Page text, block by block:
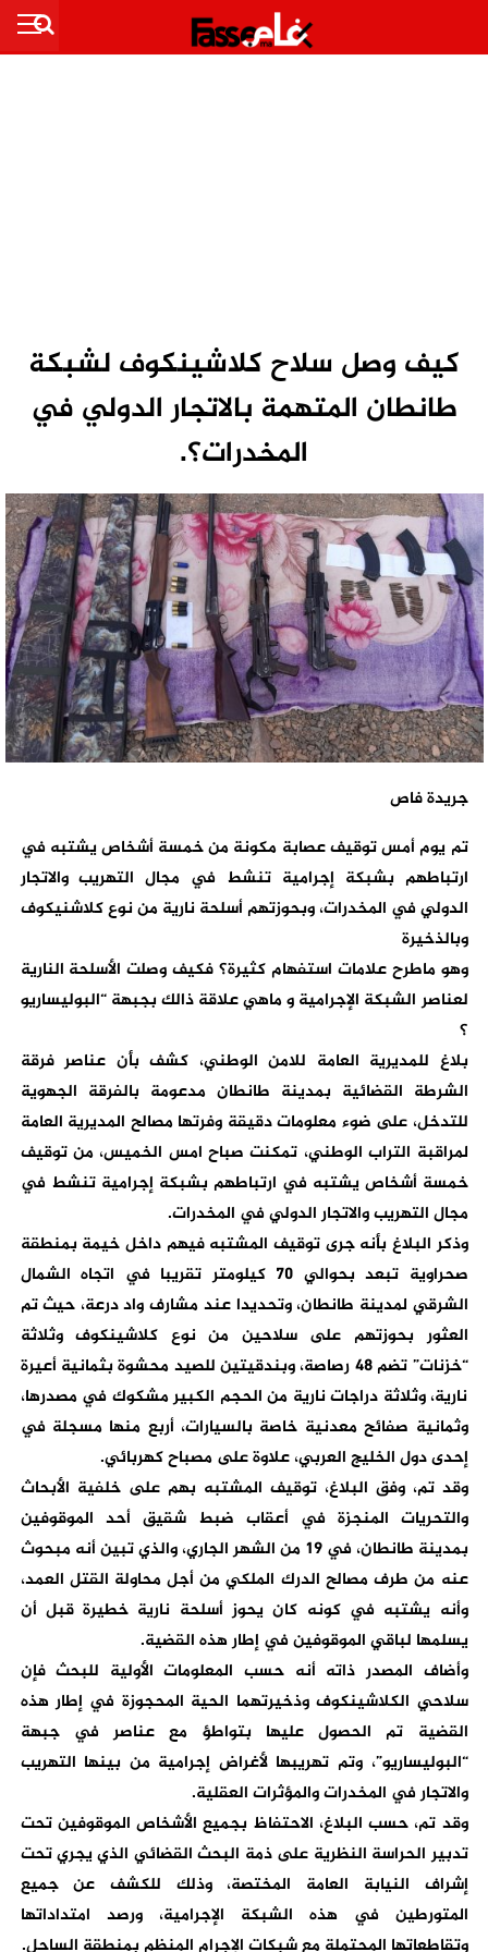
كيف وصل سلاح كلاشينكوف لشبكة
طانطان المتهمة بالاتجار الدولي في
المخدرات؟.
جريدة فاص
تم يوم أمس توقيف عصابة مكونة من خمسة أشخاص يشتبه في
ارتباطهم بشبكة إجرامية تنشط في مجال التهريب والاتجار
الدولي في المخدرات، وبحوزتهم أسلحة نارية من نوع كلاشنيكوف
وبالذخيرة
وهو ماطرح علامات استفهام كثيرة؟ فكيف وصلت الأسلحة النارية
لعناصر الشبكة الإجرامية و ماهي علاقة ذالك بجبهة “البوليساريو
؟
بلاغ للمديرية العامة للامن الوطني، كشف بأن عناصر فرقة
الشرطة القضائية بمدينة طانطان مدعومة بالفرقة الجهوية
للتدخل، على ضوء معلومات دقيقة وفرتها مصالح المديرية العامة
لمراقبة التراب الوطني، تمكنت صباح امس الخميس، من توقيف
خمسة أشخاص يشتبه في ارتباطهم بشبكة إجرامية تنشط في
مجال التهريب والاتجار الدولي في المخدرات.
وذكر البلاغ بأنه جرى توقيف المشتبه فيهم داخل خيمة بمنطقة
صحراوية تبعد بحوالي 70 كيلومتر تقريبا في اتجاه الشمال
الشرقي لمدينة طانطان، وتحديدا عند مشارف واد درعة، حيث تم
العثور بحوزتهم على سلاحين من نوع كلاشينكوف وثلاثة
“خزنات” تضم 48 رصاصة، وبندقيتين للصيد محشوة بثمانية أعيرة
نارية، وثلاثة دراجات نارية من الحجم الكبير مشكوك في مصدرها،
وثمانية صفائح معدنية خاصة بالسيارات، أربع منها مسجلة في
إحدى دول الخليج العربي، علاوة على مصباح كهربائي.
وقد تم، وفق البلاغ، توقيف المشتبه بهم على خلفية الأبحاث
والتحريات المنجزة في أعقاب ضبط شقيق أحد الموقوفين
بمدينة طانطان، في 19 من الشهر الجاري، والذي تبين أنه مبحوث
عنه من طرف مصالح الدرك الملكي من أجل محاولة القتل العمد،
وأنه يشتبه في كونه كان يحوز أسلحة نارية خطيرة قبل أن
يسلمها لباقي الموقوفين في إطار هذه القضية.
وأضاف المصدر ذاته أنه حسب المعلومات الأولية للبحث فإن
سلاحي الكلاشينكوف وذخيرتهما الحية المحجوزة في إطار هذه
القضية تم الحصول عليها بتواطؤ مع عناصر في جبهة
“البوليساريو”، وتم تهريبها لأغراض إجرامية من بينها التهريب
والاتجار في المخدرات والمؤثرات العقلية.
وقد تم، حسب البلاغ، الاحتفاظ بجميع الأشخاص الموقوفين تحت
تدبير الحراسة النظرية على ذمة البحث القضائي الذي يجري تحت
إشراف النيابة العامة المختصة، وذلك للكشف عن جميع
المتورطين في هذه الشبكة الإجرامية، ورصد امتداداتها
وتقاطعاتها المحتملة مع شبكات الإجرام المنظم بمنطقة الساحل.